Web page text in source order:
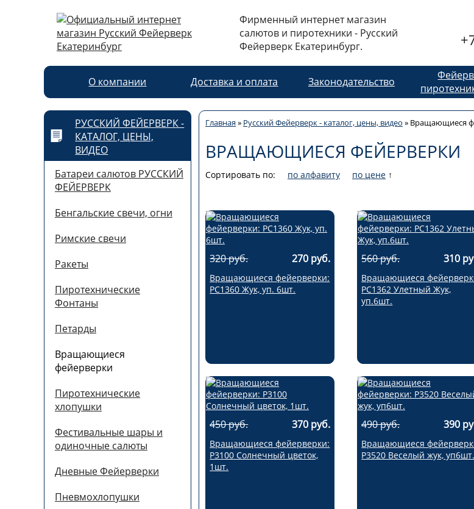
Фирменный интернет магазин
салютов и пиротехники - Русский
Фейерверк Екатеринбург.
О компании Доставка и оплата Законодательство
РУССКИЙ ФЕЙЕРВЕРК -
КАТАЛОГ, ЦЕНЫ,
ВИДЕО
Батареи салютов РУССКИЙ
ФЕЙЕРВЕРК
Бенгальские свечи, огни
Римские свечи
Ракеты
Пиротехнические
Фонтаны
Петарды
Вращающиеся
фейерверки
Пиротехнические
хлопушки
Фестивальные шары и
одиночные салюты
Дневные Фейерверки
Пневмохлопушки
Главная» Русский Фейерверк - каталог, цены, видео » Вращающиеся
ВРАЩАЮЩИЕСЯ ФЕЙЕРВЕРКИ
Сортировать по: по алфавиту по цене↑
320 руб. 270 руб.
Вращающиеся фейерверки:
РС1360 Жук, уп. 6шт.
560 руб. 310
Вращающиеся
РС1362 Улетный Жук,
уп.6шт.
450 руб. 370 руб.
Вращающиеся фейерверки:
Р3100 Солнечный цветок,
1шт.
490 руб. 390
Вращающиеся
Р3520 Веселый жук, уп6шт.